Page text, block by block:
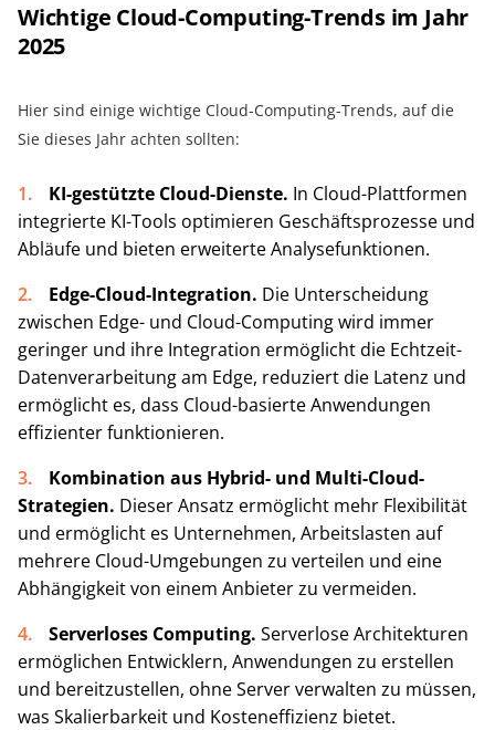
Wichtige Cloud-Computing-Trends im Jahr
2025
Hier sind einige wichtige Cloud-Computing-Trends, auf die
Sie dieses Jahr achten sollten:
KI-gestützte Cloud-Dienste. In Cloud-Plattformen
integrierte KI-Tools optimieren Geschäftsprozesse und
Abläufe und bieten erweiterte Analysefunktionen.
Edge-Cloud-Integration. Die Unterscheidung
zwischen Edge- und Cloud-Computing wird immer
geringer und ihre Integration ermöglicht die Echtzeit-
Datenverarbeitung am Edge, reduziert die Latenz und
ermöglicht es, dass Cloud-basierte Anwendungen
effizienter funktionieren.
Kombination aus Hybrid- und Multi-Cloud-
Strategien. Dieser Ansatz ermöglicht mehr Flexibilität
und ermöglicht es Unternehmen, Arbeitslasten auf
mehrere Cloud-Umgebungen zu verteilen und eine
Abhängigkeit von einem Anbieter zu vermeiden.
Serverloses Computing. Serverlose Architekturen
ermöglichen Entwicklern, Anwendungen zu erstellen
und bereitzustellen, ohne Server verwalten zu müssen,
was Skalierbarkeit und Kosteneffizienz bietet.